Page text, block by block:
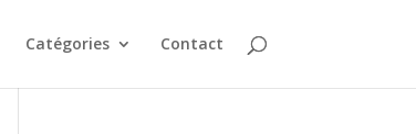
Catégories Contact